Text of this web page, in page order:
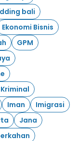
bali
Ekonomi Bisnis
GPM
Iman
Imigrasi
Jana